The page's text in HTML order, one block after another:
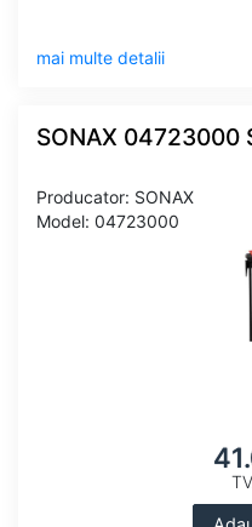
mai multe detalii
SONAX 04723000
Producator: SONAX
Model: 04723000